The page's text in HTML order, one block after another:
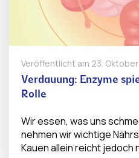
Veröffentlicht am 23.
Verdauung: Enzyme
Rolle
Wir essen, was uns
nehmen wir wichtige
Kauen allein reicht jedoch